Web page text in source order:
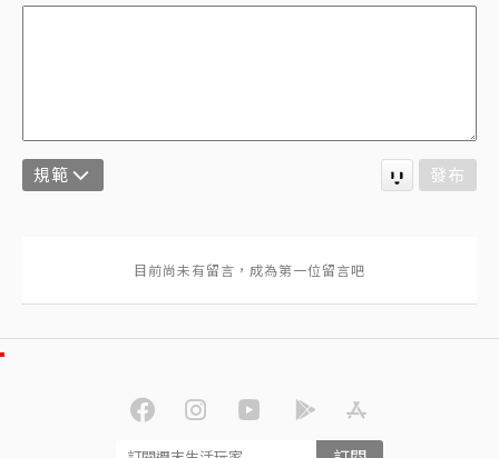
規範 發布